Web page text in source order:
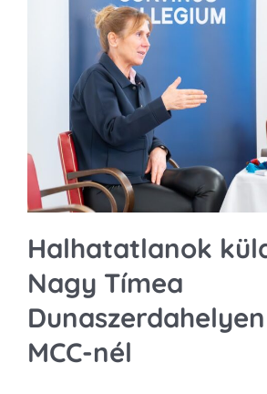
Halhatatlanok
Nagy Tímea
MCC-nél